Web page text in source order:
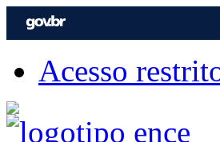
Acesso